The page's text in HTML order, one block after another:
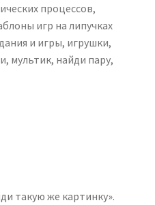
процессов,
игр на липучках
и игры, игрушки,
, мультик, найди пару,
такую же картинку».